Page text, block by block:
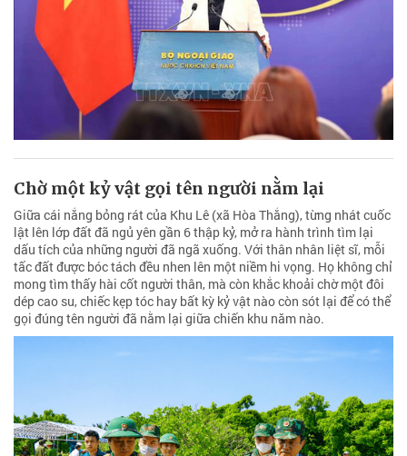
Chờ một kỷ vật gọi tên người nằm lại
Giữa cái nắng bỏng rát của Khu Lê (xã Hòa Thắng), từng nhát cuốc
lật lên lớp đất đã ngủ yên gần 6 thập kỷ, mở ra hành trình tìm lại
dấu tích của những người đã ngã xuống. Với thân nhân liệt sĩ, mỗi
tấc đất được bóc tách đều nhen lên một niềm hi vọng. Họ không chỉ
mong tìm thấy hài cốt người thân, mà còn khắc khoải chờ một đôi
dép cao su, chiếc kẹp tóc hay bất kỳ kỷ vật nào còn sót lại để có thể
gọi đúng tên người đã nằm lại giữa chiến khu năm nào.